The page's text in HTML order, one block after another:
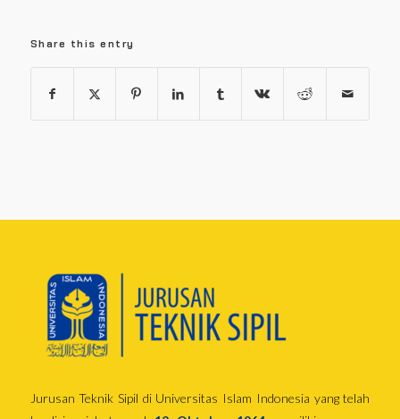
Share this entry
Jurusan Teknik Sipil di Universitas Islam Indonesia yang telah